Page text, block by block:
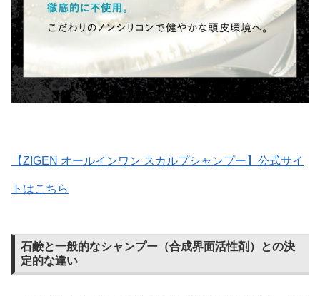
【ZIGEN オールインワン スカルプシャンプー】公式サイ
トはこちら
石鹸と一般的なシャンプー（合成界面活性剤）との決
定的な違い